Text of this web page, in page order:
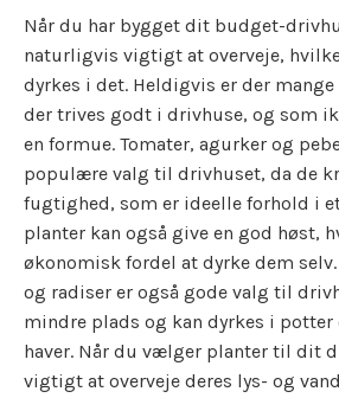
Når du har bygget dit budget-
naturligvis vigtigt at overveje,
dyrkes i det. Heldigvis er der
der trives godt i drivhuse, og som
en formue. Tomater, agurker og
populære valg til drivhuset, da de
fugtighed, som er ideelle forhold i
planter kan også give en god høst,
økonomisk fordel at dyrke dem
og radiser er også gode valg til
mindre plads og kan dyrkes i
haver. Når du vælger planter til dit
vigtigt at overveje deres lys- og